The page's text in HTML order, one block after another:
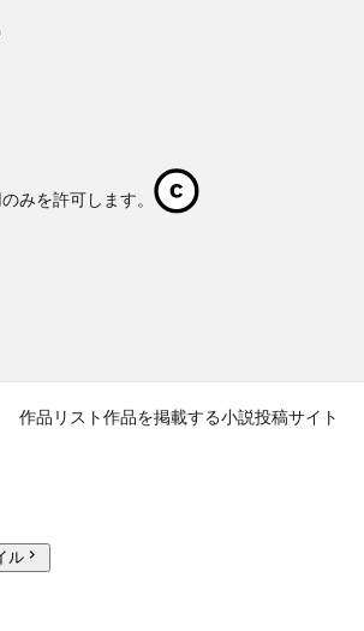
みを許可します。
作品リスト作品を掲載する小説投稿サイト
ル